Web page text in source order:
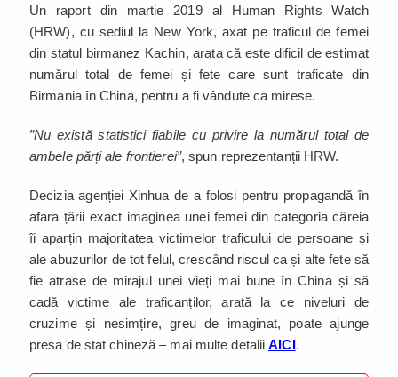
Un raport din martie 2019 al Human Rights Watch
(HRW), cu sediul la New York, axat pe traficul de femei
din statul birmanez Kachin, arata că este dificil de estimat
numărul total de femei și fete care sunt traficate din
Birmania în China, pentru a fi vândute ca mirese.
”Nu există statistici fiabile cu privire la numărul total de
ambele părți ale frontierei”, spun reprezentanții HRW.
Decizia agenției Xinhua de a folosi pentru propagandă în
afara țării exact imaginea unei femei din categoria căreia
îi aparțin majoritatea victimelor traficului de persoane și
ale abuzurilor de tot felul, crescând riscul ca și alte fete să
fie atrase de mirajul unei vieți mai bune în China și să
cadă victime ale traficanților, arată la ce niveluri de
cruzime și nesimțire, greu de imaginat, poate ajunge
presa de stat chineză – mai multe detaliiAICI.